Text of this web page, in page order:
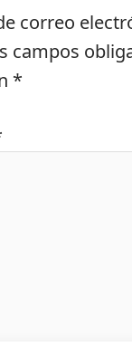
correo
campos
*